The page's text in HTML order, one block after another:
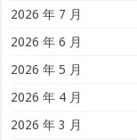
2026 年 7 月
2026 年 6 月
2026 年 5 月
2026 年 4 月
2026 年 3 月